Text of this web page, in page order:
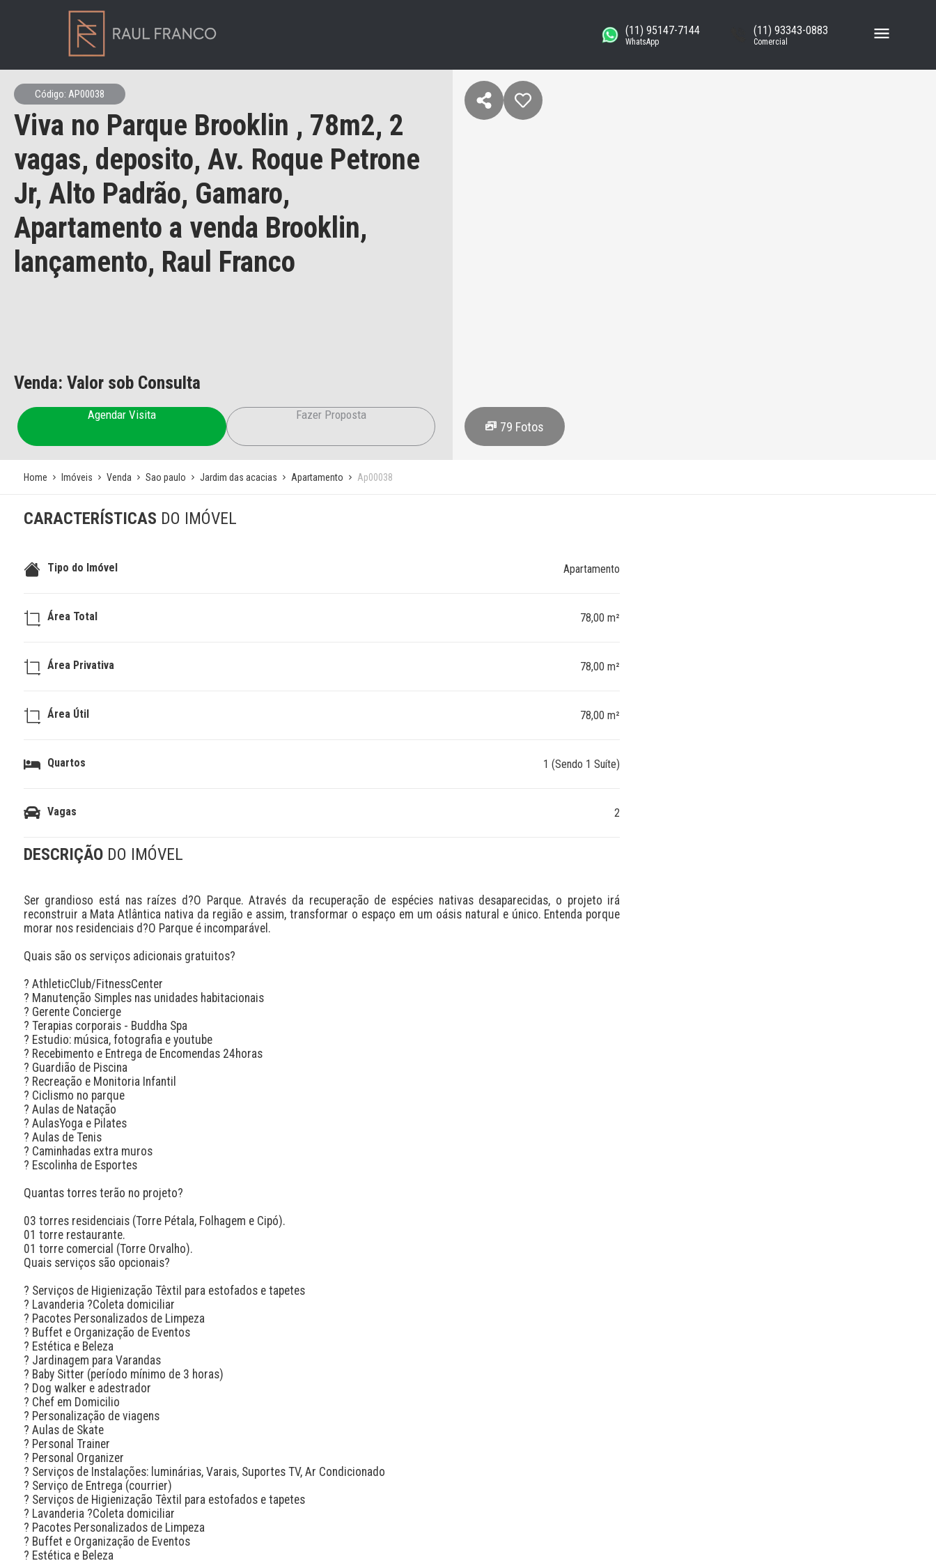
(11) 95147-7144
WhatsApp
(11) 93343-0883
Comercial
Código: AP00038
Viva no Parque Brooklin , 78m2, 2
vagas, deposito, Av. Roque Petrone
Jr, Alto Padrão, Gamaro,
Apartamento a venda Brooklin,
lançamento, Raul Franco
Venda: Valor sob Consulta
Agendar Visita Fazer Proposta
79 Fotos
Home Imóveis Venda Sao paulo Jardim das acacias Apartamento Ap00038
CARACTERÍSTICAS DO IMÓVEL
Tipo do Imóvel Apartamento
Área Total 78,00 m²
Área Privativa 78,00 m²
Área Útil 78,00 m²
Quartos 1 (Sendo 1 Suíte)
Vagas 2
DESCRIÇÃO DO IMÓVEL
Ser grandioso está nas raízes d?O Parque. Através da recuperação de espécies nativas desaparecidas, o projeto irá
reconstruir a Mata Atlântica nativa da região e assim, transformar o espaço em um oásis natural e único. Entenda porque
morar nos residenciais d?O Parque é incomparável.
Quais são os serviços adicionais gratuitos?
? AthleticClub/FitnessCenter
? Manutenção Simples nas unidades habitacionais
? Gerente Concierge
? Terapias corporais - Buddha Spa
? Estudio: música, fotografia e youtube
? Recebimento e Entrega de Encomendas 24horas
? Guardião de Piscina
? Recreação e Monitoria Infantil
? Ciclismo no parque
? Aulas de Natação
? AulasYoga e Pilates
? Aulas de Tenis
? Caminhadas extra muros
? Escolinha de Esportes
Quantas torres terão no projeto?
03 torres residenciais (Torre Pétala, Folhagem e Cipó).
01 torre restaurante.
01 torre comercial (Torre Orvalho).
Quais serviços são opcionais?
? Serviços de Higienização Têxtil para estofados e tapetes
? Lavanderia ?Coleta domiciliar
? Pacotes Personalizados de Limpeza
? Buffet e Organização de Eventos
? Estética e Beleza
? Jardinagem para Varandas
? Baby Sitter (período mínimo de 3 horas)
? Dog walker e adestrador
? Chef em Domicilio
? Personalização de viagens
? Aulas de Skate
? Personal Trainer
? Personal Organizer
? Serviços de Instalações: luminárias, Varais, Suportes TV, Ar Condicionado
? Serviço de Entrega (courrier)
? Serviços de Higienização Têxtil para estofados e tapetes
? Lavanderia ?Coleta domiciliar
? Pacotes Personalizados de Limpeza
? Buffet e Organização de Eventos
? Estética e Beleza